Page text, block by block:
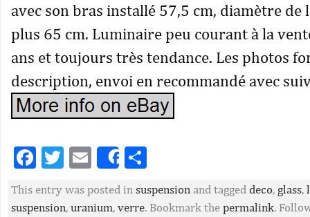
avec son bras installé 57,5 cm, diamètre de
plus 65 cm. Luminaire peu courant à la
ans et toujours très tendance. Les photos
description, envoi en recommandé avec
Facebook
Twitter
EmailShare
This entry was posted in suspension and tagged deco, glass,
suspension, uranium, verre. Bookmark the permalink.